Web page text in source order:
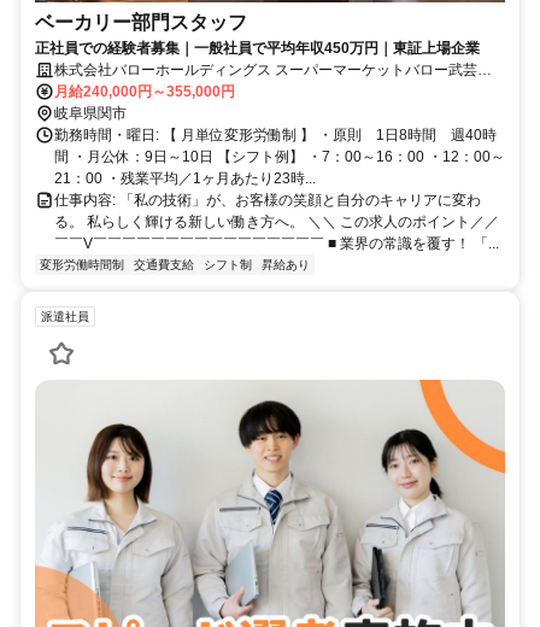
ベーカリー部門スタッフ
正社員での経験者募集｜一般社員で平均年収450万円｜東証上場企業
株式会社バローホールディングス スーパーマーケットバロー武芸川
店
月給240,000円～355,000円
岐阜県関市
勤務時間・曜日: 【 月単位変形労働制 】 ・原則 1日8時間 週40時
間 ・月公休：9日～10日 【シフト例】 ・7：00～16：00 ・12：00～
21：00 ・残業平均／1ヶ月あたり23時...
仕事内容: 「私の技術」が、お客様の笑顔と自分のキャリアに変わ
る。 私らしく輝ける新しい働き方へ。 ＼＼ この求人のポイント／／
￣￣V￣￣￣￣￣￣￣￣￣￣￣￣￣￣￣￣ ■ 業界の常識を覆す！ 「...
変形労働時間制 交通費支給 シフト制 昇給あり
派遣社員